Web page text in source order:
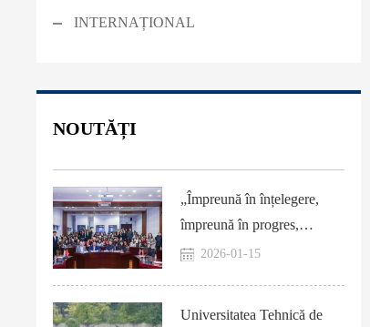
INTERNAȚIONAL
NOUTĂȚI
„Împreună în înțelegere,
împreună în progres,
împreună spre viitor”–
2026-01-15
Universitatea Tehnică de